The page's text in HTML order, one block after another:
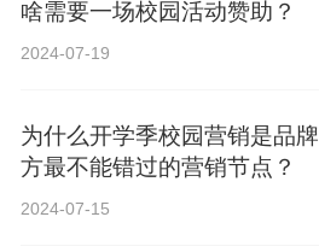
啥需要一场校园活动赞助？
2024-07-19
为什么开学季校园营销是品牌
方最不能错过的营销节点？
2024-07-15